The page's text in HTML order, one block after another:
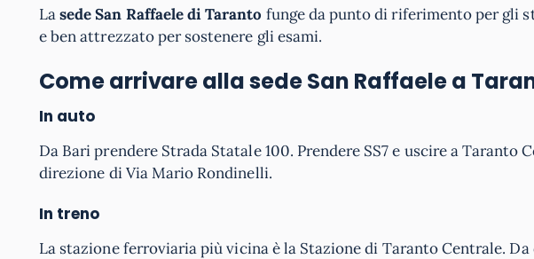
Lasede San Raffaele di Taranto funge da punto di riferimento per gli
e ben attrezzato per sostenere gli esami.
Come arrivare alla sede San Raffaele a
In auto
Da Bari prendere Strada Statale 100. Prendere SS7 e uscire a Taranto
direzione di Via Mario Rondinelli.
In treno
La stazione ferroviaria più vicina è la Stazione di Taranto Centrale.